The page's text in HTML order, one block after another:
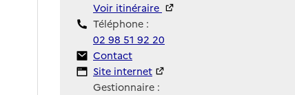
Voir itinéraire
Téléphone :
02 98 51 92 20
Contact
Contact
Site Internet
Site internet
Gestionnaire :